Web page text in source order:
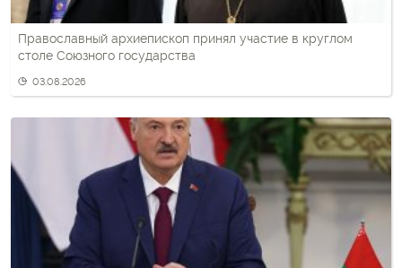
Православный архиепископ принял участие в круглом
столе Союзного государства
03.08.2026